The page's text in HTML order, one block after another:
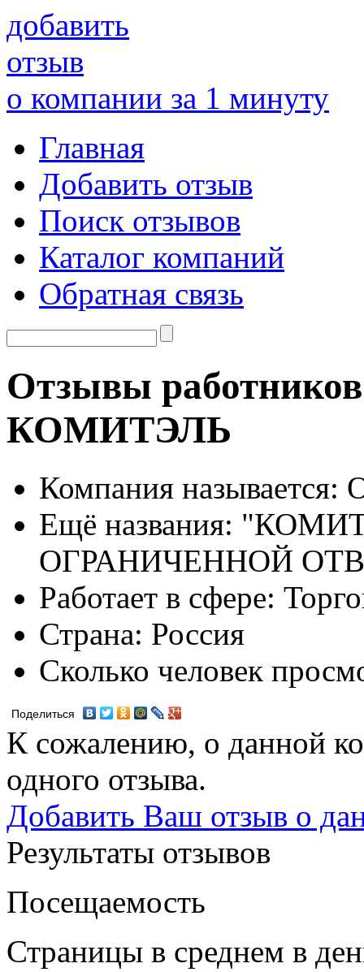
добавить
отзыв
о компании за 1 минуту
Главная
Добавить отзыв
Поиск отзывов
Каталог компаний
Обратная связь
Отзывы
КОМИТЭЛЬ
Компания называется:
Ещё названия:
ОГРАНИЧЕННОЙ
Работает в сфере:
Страна: Россия
Сколько человек
Поделиться
К сожалению, о данной
одного отзыва.
Добавить Ваш отзыв о
Результаты отзывов
Посещаемость
Страницы в среднем в